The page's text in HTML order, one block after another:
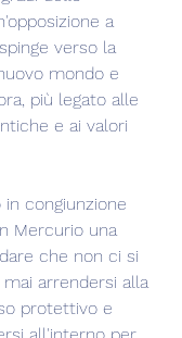
a
verso la
mondo e
più legato alle
e ai valori
congiunzione
Mercurio una
che non ci si
mai arrendersi alla
protettivo e